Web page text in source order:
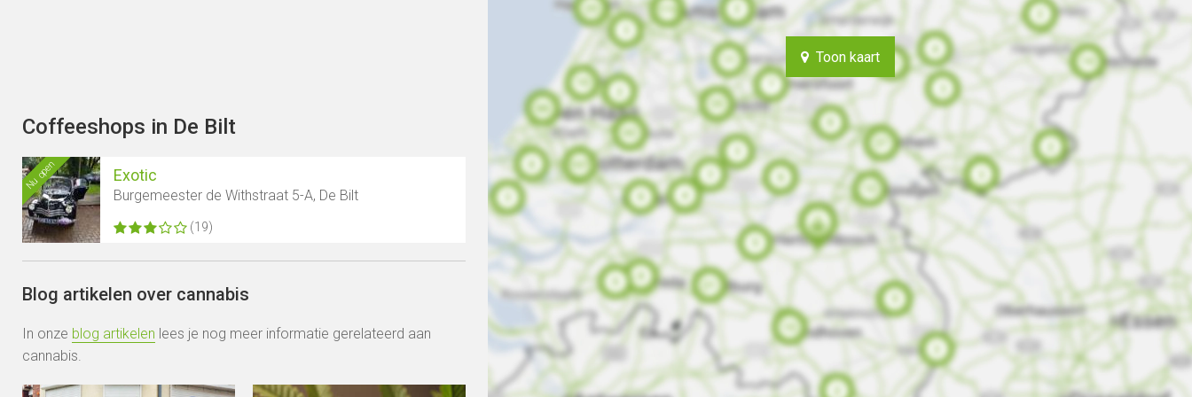
Toon kaart
Coffeeshops in De Bilt
Nu open Exotic
Burgemeester de Withstraat 5-A, De Bilt
(19)
Blog artikelen over cannabis
In onze blog artikelen lees je nog meer informatie gerelateerd aan
cannabis.